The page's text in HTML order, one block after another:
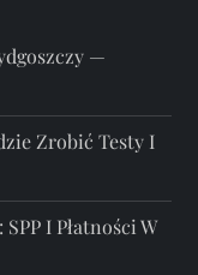
—
Zrobić Testy I
I Płatności W